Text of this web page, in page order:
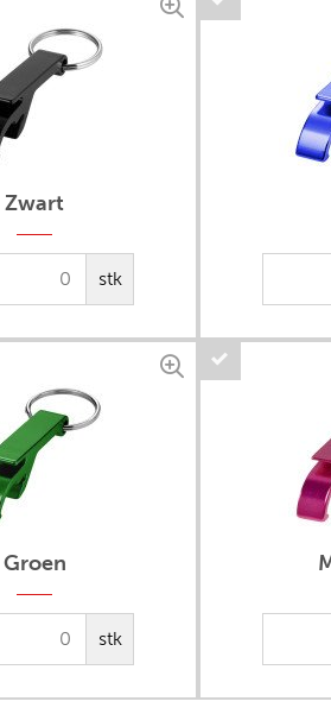
Zwart
stk
Groen
stk